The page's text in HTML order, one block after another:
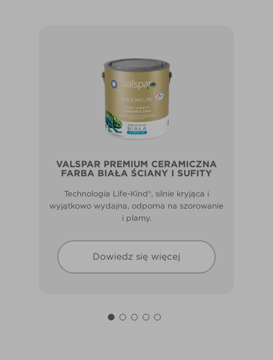
VALSPAR PREMIUM CERAMICZNA
FARBA BIAŁA ŚCIANY I SUFITY
Technologia Life-Kind®, silnie kryjąca i
wyjątkowo wydajna, odporna na szorowanie
i plamy.
Dowiedz się więcej